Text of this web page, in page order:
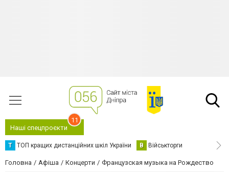
Наші спецпроєкти
11
Т ТОП кращих дистанційних шкіл України В Військторги
Головна Афіша Концерти Французская музыка на Рождество